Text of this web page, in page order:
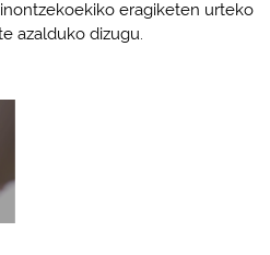
eragiketen urteko
azalduko dizugu.